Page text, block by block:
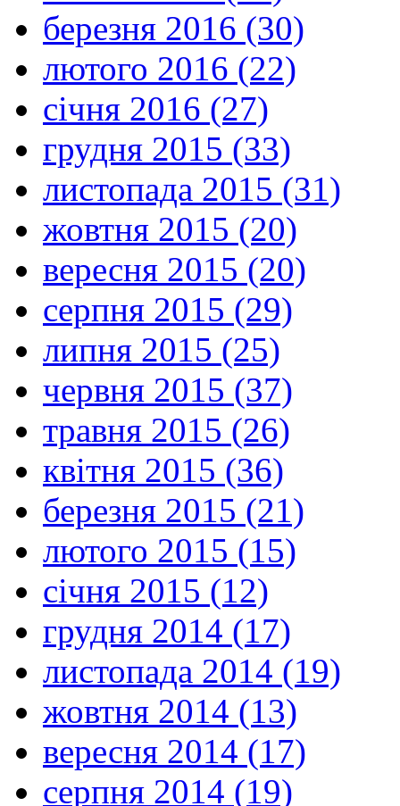
березня 2016 (30)
лютого 2016 (22)
січня 2016 (27)
грудня 2015 (33)
листопада 2015 (31)
жовтня 2015 (20)
вересня 2015 (20)
серпня 2015 (29)
липня 2015 (25)
червня 2015 (37)
травня 2015 (26)
квітня 2015 (36)
березня 2015 (21)
лютого 2015 (15)
січня 2015 (12)
грудня 2014 (17)
листопада 2014 (19)
жовтня 2014 (13)
вересня 2014 (17)
серпня 2014 (19)